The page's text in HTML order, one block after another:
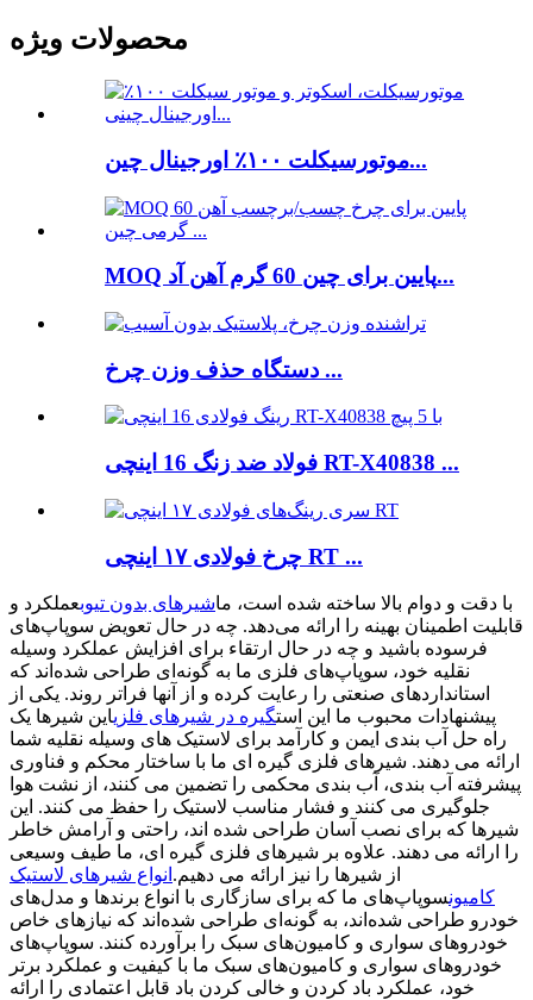
محصولات ویژه
موتورسیکلت ۱۰۰٪ اورجینال چین...
MOQ پایین برای چین 60 گرم آهن آد...
دستگاه حذف وزن چرخ ...
فولاد ضد زنگ 16 اینچی RT-X40838 ...
چرخ فولادی ۱۷ اینچی RT ...
با دقت و دوام بالا ساخته شده است، ماشیرهای بدون تیوبعملکرد و
قابلیت اطمینان بهینه را ارائه می‌دهد. چه در حال تعویض سوپاپ‌های
فرسوده باشید و چه در حال ارتقاء برای افزایش عملکرد وسیله
نقلیه خود، سوپاپ‌های فلزی ما به گونه‌ای طراحی شده‌اند که
استانداردهای صنعتی را رعایت کرده و از آنها فراتر روند. یکی از
پیشنهادات محبوب ما این استگیره در شیرهای فلزیاین شیرها یک
راه حل آب بندی ایمن و کارآمد برای لاستیک های وسیله نقلیه شما
ارائه می دهند. شیرهای فلزی گیره ای ما با ساختار محکم و فناوری
پیشرفته آب بندی، آب بندی محکمی را تضمین می کنند، از نشت هوا
جلوگیری می کنند و فشار مناسب لاستیک را حفظ می کنند. این
شیرها که برای نصب آسان طراحی شده اند، راحتی و آرامش خاطر
را ارائه می دهند. علاوه بر شیرهای فلزی گیره ای، ما طیف وسیعی
از شیرها را نیز ارائه می دهیم. انواع شیرهای لاستیک
کامیونسوپاپ‌های ما که برای سازگاری با انواع برندها و مدل‌های
خودرو طراحی شده‌اند، به گونه‌ای طراحی شده‌اند که نیازهای خاص
خودروهای سواری و کامیون‌های سبک را برآورده کنند. سوپاپ‌های
خودروهای سواری و کامیون‌های سبک ما با کیفیت و عملکرد برتر
خود، عملکرد باد کردن و خالی کردن باد قابل اعتمادی را ارائه